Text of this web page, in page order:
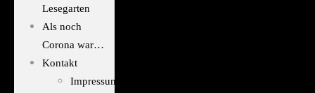
Lesegarten
Als noch
Corona war…
Kontakt
Impressum